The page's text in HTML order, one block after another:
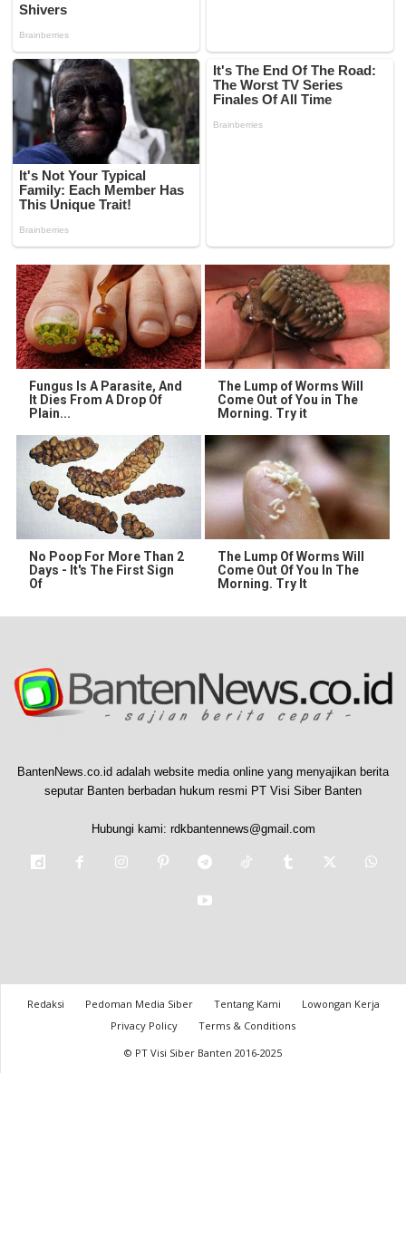
Fungus Is A Parasite, And
It Dies From A Drop Of
Plain...
The Lump of Worms Will
Come Out of You in The
Morning. Try it
No Poop For More Than 2
Days - It's The First Sign
Of
The Lump Of Worms Will
Come Out Of You In The
Morning. Try It
BantenNews.co.id adalah website media online yang menyajikan berita
seputar Banten berbadan hukum resmi PT Visi Siber Banten
Hubungi kami: rdkbantennews@gmail.com
Redaksi Pedoman Media Siber Tentang Kami
Lowongan Kerja
Privacy Policy
Terms & Conditions
© PT Visi Siber Banten 2016-2025